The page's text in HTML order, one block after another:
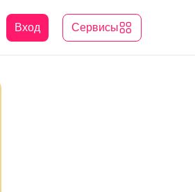
Вход Сервисы